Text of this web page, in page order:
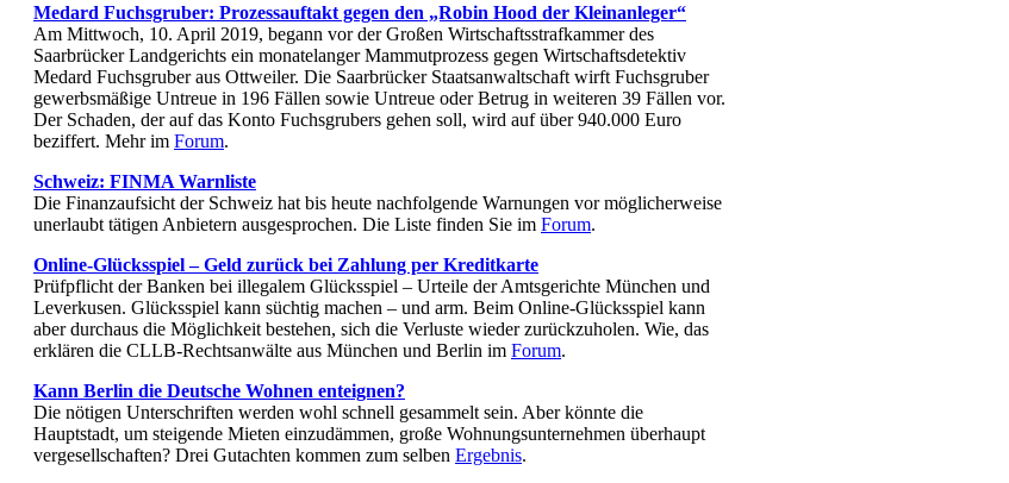
Medard Fuchsgruber: Prozessauftakt gegen den „Robin Hood der Kleinanleger“
Am Mittwoch, 10. April 2019, begann vor der Großen Wirtschaftsstrafkammer des
Saarbrücker Landgerichts ein monatelanger Mammutprozess gegen Wirtschaftsdetektiv
Medard Fuchsgruber aus Ottweiler. Die Saarbrücker Staatsanwaltschaft wirft Fuchsgruber
gewerbsmäßige Untreue in 196 Fällen sowie Untreue oder Betrug in weiteren 39 Fällen vor.
Der Schaden, der auf das Konto Fuchsgrubers gehen soll, wird auf über 940.000 Euro
beziffert. Mehr im Forum.
Schweiz: FINMA Warnliste
Die Finanzaufsicht der Schweiz hat bis heute nachfolgende Warnungen vor möglicherweise
unerlaubt tätigen Anbietern ausgesprochen. Die Liste finden Sie im Forum.
Online-Glücksspiel – Geld zurück bei Zahlung per Kreditkarte
Prüfpflicht der Banken bei illegalem Glücksspiel – Urteile der Amtsgerichte München und
Leverkusen. Glücksspiel kann süchtig machen – und arm. Beim Online-Glücksspiel kann
aber durchaus die Möglichkeit bestehen, sich die Verluste wieder zurückzuholen. Wie, das
erklären die CLLB-Rechtsanwälte aus München und Berlin im Forum.
Kann Berlin die Deut­sche Wohnen ent­eignen?
Die nötigen Unterschriften werden wohl schnell gesammelt sein. Aber könnte die
Hauptstadt, um steigende Mieten einzudämmen, große Wohnungsunternehmen überhaupt
vergesellschaften? Drei Gutachten kommen zum selben Ergebnis.